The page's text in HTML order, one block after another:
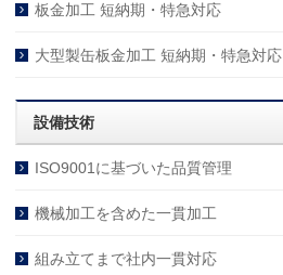
板金加工 短納期・特急対応
大型製缶板金加工 短納期・特急対応
設備技術
ISO9001に基づいた品質管理
機械加工を含めた一貫加工
組み立てまで社内一貫対応